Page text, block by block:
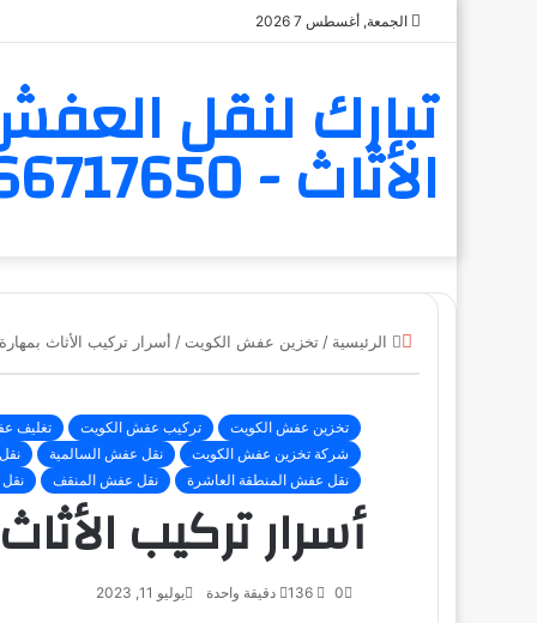
الجمعة, أغسطس 7 2026
تبارك لنقل
الأثاث - 6566717650
الرئيسية / تخزين عفش الكويت / أسرار تركيب الأثاث
تخزين عفش الكويت تركيب عفش الكويت تغليف
شركة تخزين عفش الكويت
نقل عفش السالمية
نقل عفش المنطقة العاشرة
نقل عفش المنقف
أسرار تركيب
يوليو 11, 2023 0
136 دقيقة واحدة
إغلاق